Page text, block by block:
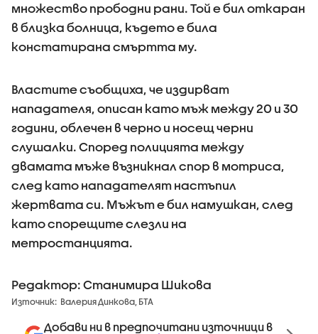
множество прободни рани. Той е бил откаран
в близка болница, където е била
констатирана смъртта му.
Властите съобщиха, че издирват
нападателя, описан като мъж между 20 и 30
години, облечен в черно и носещ черни
слушалки. Според полицията между
двамата мъже възникнал спор в мотриса,
след като нападателят настъпил
жертвата си. Мъжът е бил намушкан, след
като спорещите слезли на
метростанцията.
Редактор: Станимира Шикова
Източник: Валерия Динкова, БТА
Добави ни в предпочитани източници в